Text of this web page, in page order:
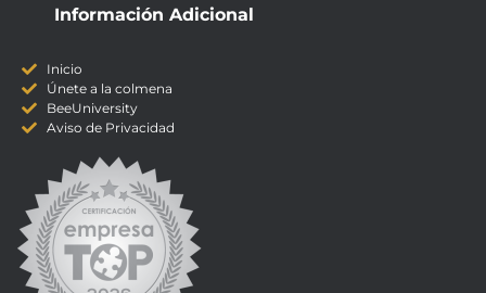
Información Adicional
Inicio
Únete a la colmena
BeeUniversity
Aviso de Privacidad